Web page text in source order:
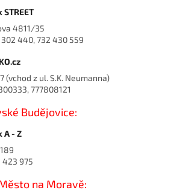
4811/35
440, 732 430 559
(vchod z ul. S.K. Neumanna)
777808121
Budějovice:
A - Z
975
na Moravě: